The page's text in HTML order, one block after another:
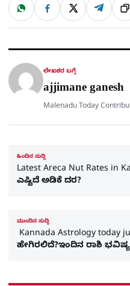
ಹಂಚಿಕೊಳ್ಳಿ
W
a
t
p
p
F
c
e
o
k
X T
l
e
a
m
ಲೇಖಕರ ಬಗ್ಗೆ
ajjimane ganesh
Malenadu Today
ಹಿಂದಿನ ಸುದ್ದಿ
Latest Areca Nut Rates in
ಎಷ್ಟಿದೆ ಅಡಿಕೆ ದರ?
ಮುಂದಿನ ಸುದ್ದಿ
Kannada Astrology today
ಹೇಗಿರಲಿದೆ?ಇಂದಿನ ರಾಶಿ ಭವಿಷ್ಯ